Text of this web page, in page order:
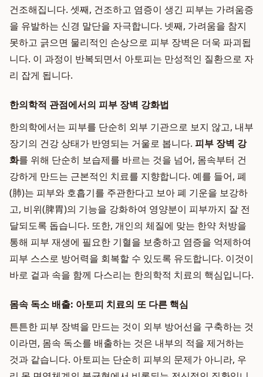
건조해집니다. 셋째, 건조하고 염증이 생긴 피부는 가려움증
을 유발하는 신경 말단을 자극합니다. 넷째, 가려움을 참지
못하고 긁으면 물리적인 손상으로 피부 장벽은 더욱 파괴됩
니다. 이 과정이 반복되면서 아토피는 만성적인 질환으로 자
리 잡게 됩니다.
한의학적 관점에서의 피부 장벽 강화법
한의학에서는 피부를 단순히 외부 기관으로 보지 않고, 내부
장기의 건강 상태가 반영되는 거울로 봅니다. 피부 장벽 강
화를 위해 단순히 보습제를 바르는 것을 넘어, 몸속부터 건
강하게 만드는 근본적인 치료를 지향합니다. 예를 들어, 폐
(肺)는 피부와 호흡기를 주관한다고 보아 폐 기운을 보강하
고, 비위(脾胃)의 기능을 강화하여 영양분이 피부까지 잘 전
달되도록 돕습니다. 또한, 개인의 체질에 맞는 한약 처방을
통해 피부 재생에 필요한 기혈을 보충하고 염증을 억제하여
피부 스스로 방어력을 회복할 수 있도록 유도합니다. 이것이
바로 겉과 속을 함께 다스리는 한의학적 치료의 핵심입니다.
몸속 독소 배출: 아토피 치료의 또 다른 핵심
튼튼한 피부 장벽을 만드는 것이 외부 방어선을 구축하는 것
이라면, 몸속 독소를 배출하는 것은 내부의 적을 제거하는
것과 같습니다. 아토피는 단순히 피부의 문제가 아니라, 우